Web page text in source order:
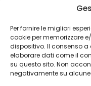
Per fornire le migliori
cookie per memorizzare
dispositivo. Il consenso
elaborare dati come il
su questo sito. Non
negativamente su